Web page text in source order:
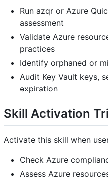
Run azqr or Azure
assessment
Validate Azure
practices
Identify orphaned or
Audit Key Vault keys,
expiration
Skill Activation
Activate this skill when
Check Azure
Assess Azure